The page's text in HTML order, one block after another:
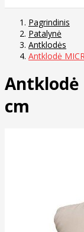
Pagrindinis
Patalynė
Antklodės
Antklodė
Antklodė
cm